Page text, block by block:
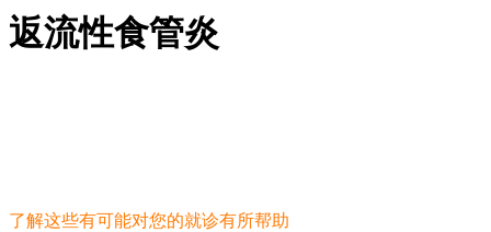
返流性食管炎
了解这些有可能对您的就诊有所帮助